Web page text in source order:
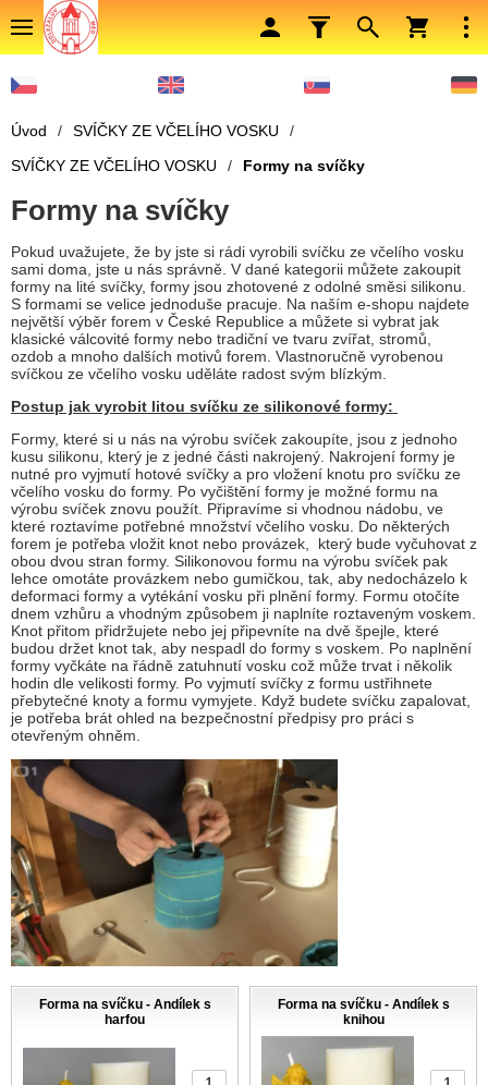
Úvod / SVÍČKY ZE VČELÍHO VOSKU
/
SVÍČKY ZE VČELÍHO VOSKU
/ Formy na svíčky
Formy na svíčky
Pokud uvažujete, že by jste si rádi vyrobili svíčku ze včelího vosku
sami doma, jste u nás správně. V dané kategorii můžete zakoupit
formy na lité svíčky, formy jsou zhotovené z odolné směsi silikonu.
S formami se velice jednoduše pracuje. Na naším e-shopu najdete
největší výběr forem v České Republice a můžete si vybrat jak
klasické válcovité formy nebo tradiční ve tvaru zvířat, stromů,
ozdob a mnoho dalších motivů forem. Vlastnoručně vyrobenou
svíčkou ze včelího vosku uděláte radost svým blízkým.
Postup jak vyrobit litou svíčku ze silikonové formy:
Formy, které si u nás na výrobu svíček zakoupíte, jsou z jednoho
kusu silikonu, který je z jedné části nakrojený. Nakrojení formy je
nutné pro vyjmutí hotové svíčky a pro vložení knotu pro svíčku ze
včelího vosku do formy. Po vyčištění formy je možné formu na
výrobu svíček znovu použít. Připravíme si vhodnou nádobu, ve
které roztavíme potřebné množství včelího vosku. Do některých
forem je potřeba vložit knot nebo provázek, který bude vyčuhovat z
obou dvou stran formy. Silikonovou formu na výrobu svíček pak
lehce omotáte provázkem nebo gumičkou, tak, aby nedocházelo k
deformaci formy a vytékání vosku při plnění formy. Formu otočíte
dnem vzhůru a vhodným způsobem ji naplníte roztaveným voskem.
Knot přitom přidržujete nebo jej připevníte na dvě špejle, které
budou držet knot tak, aby nespadl do formy s voskem. Po naplnění
formy vyčkáte na řádně zatuhnutí vosku což může trvat i několik
hodin dle velikosti formy. Po vyjmutí svíčky z formu ustřihnete
přebytečné knoty a formu vymyjete. Když budete svíčku zapalovat,
je potřeba brát ohled na bezpečnostní předpisy pro práci s
otevřeným ohněm.
Forma na svíčku - Andílek s
harfou
Forma na svíčku - Andílek s
knihou